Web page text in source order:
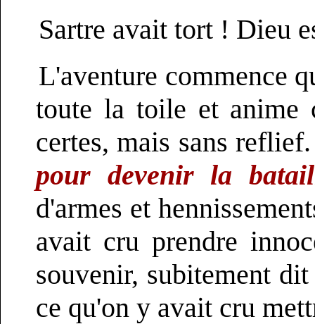
Sartre avait tort ! Dieu
L'aventure commence
toute la toile et anime
certes, mais sans
pour devenir la
d'armes et
avait cru prendre
souvenir, subitement
ce qu'on y avait cru